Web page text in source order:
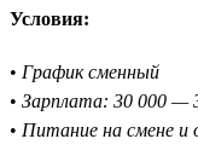
Условия:
• График сменный
• Зарплата: 30 000 —
• Питание на смене и